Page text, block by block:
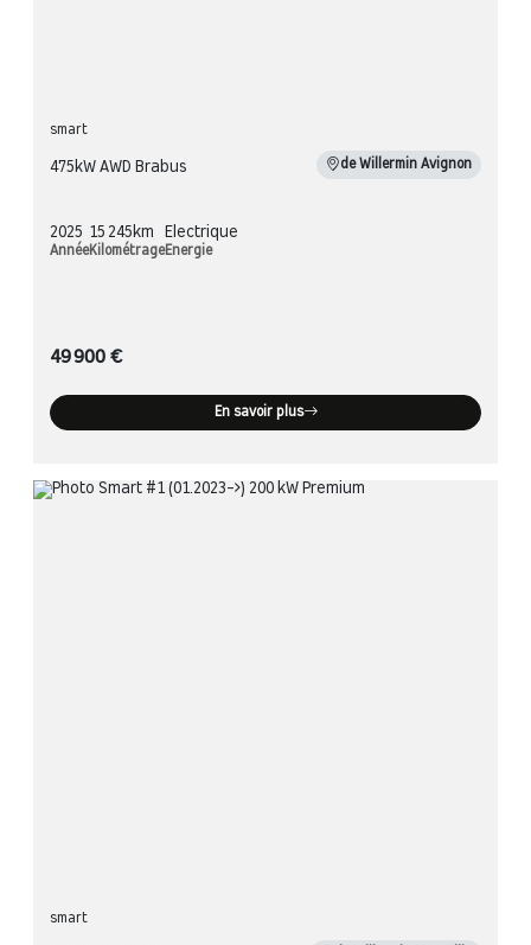
smart
475kW AWD Brabus de Willermin Avignon
2025
Année
15 245km
Kilométrage
Electrique
Energie
49 900 €
En savoir plus
smart